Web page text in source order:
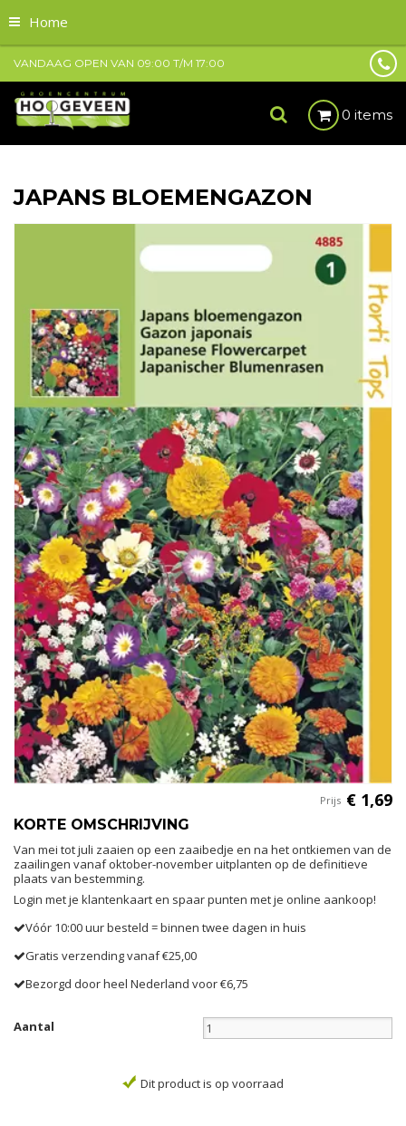
Home
VANDAAG OPEN VAN 09:00 T/M 17:00
0 items
JAPANS BLOEMENGAZON
Prijs € 1,69
KORTE OMSCHRIJVING
Van mei tot juli zaaien op een zaaibedje en na het ontkiemen van de
zaailingen vanaf oktober-november uitplanten op de definitieve
plaats van bestemming.
Login met je klantenkaart en spaar punten met je online aankoop!
Vóór 10:00 uur besteld = binnen twee dagen in huis
Gratis verzending vanaf €25,00
Bezorgd door heel Nederland voor €6,75
Aantal
Dit product is op voorraad